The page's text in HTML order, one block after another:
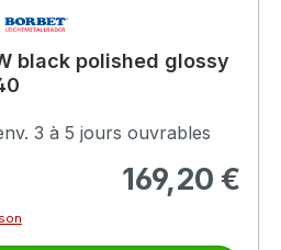
black polished glossy
3 à 5 jours ouvrables
Prix régulier :
169,20 €